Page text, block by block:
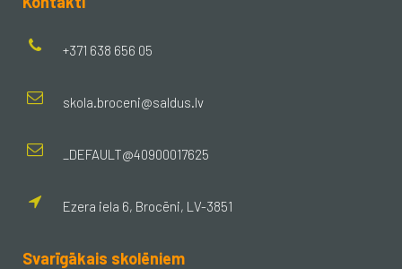
+371 638 656 05
skola.broceni@saldus.lv
_DEFAULT@40900017625
Ezera iela 6, Brocēni, LV-3851
Svarīgākais skolēniem